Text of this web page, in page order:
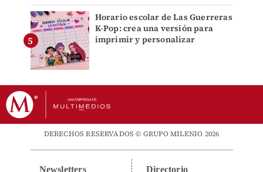
Horario escolar de Las Guerreras
K-Pop: crea una versión para
imprimir y personalizar
DERECHOS RESERVADOS © GRUPO MILENIO 2026
Newsletters Directorio